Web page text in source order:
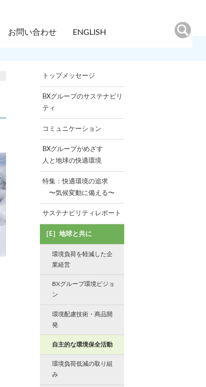
お問い合わせ ENGLISH
トップメッセージ
BXグループのサステナビリ
ティ
コミュニケーション
BXグループがめざす
人と地球の快適環境
特集：快適環境の追求
〜気候変動に備える〜
サステナビリティレポート
［E］地球と共に
環境負荷を軽減した企
業経営
BXグループ環境ビジョ
ン
環境配慮技術・商品開
発
自主的な環境保全活動
環境負荷低減の取り組
み